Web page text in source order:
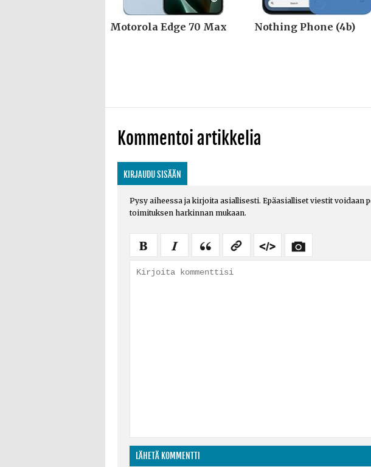
Motorola Edge 70 Max Nothing Phone (4b)
Kommentoi artikkelia
KIRJAUDU SISÄÄN
Pysy aiheessa ja kirjoita asiallisesti. Epäasialliset viestit voidaan
toimituksen harkinnan mukaan.